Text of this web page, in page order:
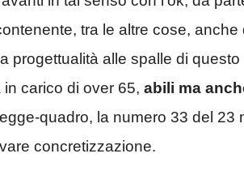
tra le altre cose,
progettualità alle spalle di
carico di over 65, abili ma
quadro, la numero 33 del 23
concretizzazione.